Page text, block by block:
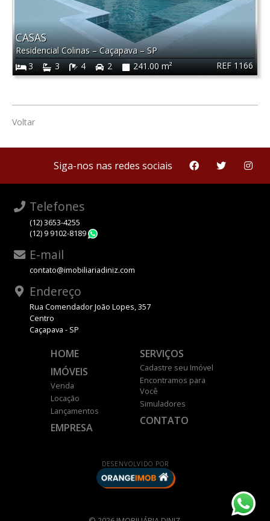
REF 1166
CASAS
Residencial Colinas–Caçapava–SP
3
3 4 2 241.00 m²
Voltar
Siga-nos nas redes sociais
Telefones
(12) 3653-4255
(12) 9 9102-8189
E-mail
contato@imobiliariadiniz.com
Endereço
Rua Comendador João Lopes, 357
Centro
Caçapava - SP
HOME
IMÓVEIS
Venda
Locação
Lançamentos
EMPRESA
SERVIÇOS
Cadastre seu Imóvel
Encontramos para
Você
Simuladores
CONTATO
DESENVOLVIDO POR